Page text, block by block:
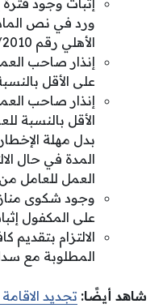
الأهلي رقم 6/2010 كما يلي:
إنذار صاحب
على الأقل
إنذار صاحب
الأقل بالنسبة
بدل مهلة
المدة في حال
العمل للعامل من
وجود شكوى
على المكفول
الالتزام بتقديم
المطلوبة مع
شاهد أيضًا: تجديد الاقامة